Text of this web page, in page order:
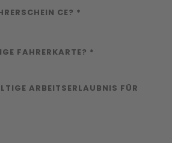
CE? *
FAHRERKARTE? *
ARBEITSERLAUBNIS FÜR